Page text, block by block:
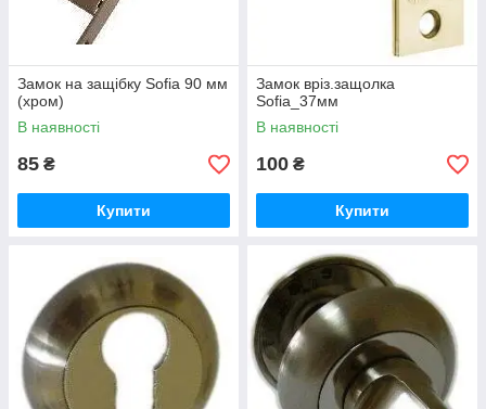
Замок на защібку Sofia 90 мм
(хром)
В наявності
85 ₴
Купити
Замок вріз.защолка
Sofia_37мм
В наявності
100 ₴
Купити